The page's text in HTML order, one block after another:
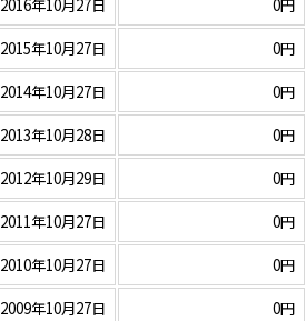
2016年10月27日 0円
2015年10月27日 0円
2014年10月27日 0円
2013年10月28日 0円
2012年10月29日 0円
2011年10月27日 0円
2010年10月27日 0円
2009年10月27日 0円